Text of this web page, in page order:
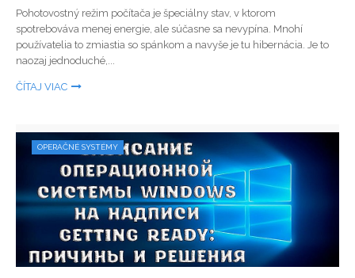
Pohotovostný režim počítača je špeciálny stav, v ktorom
spotrebováva menej energie, ale súčasne sa nevypína. Mnohí
používatelia to zmiastia so spánkom a navyše je tu hibernácia. Je to
naozaj jednoduché,...
ČÍTAJ VIAC
OPERAČNÉ SYSTÉMY